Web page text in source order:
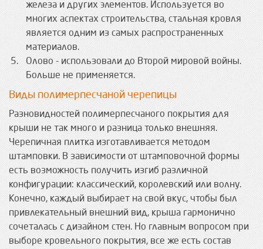
железа и других элементов. Используется во
многих аспектах строительства, стальная кровля
является одним из самых распространенных
материалов.
Олово - использовали до Второй мировой войны.
Больше не применяется.
Виды полимерпесчаной черепицы
Разновидностей полимерпесчаного покрытия для
крыши не так много и разница только внешняя.
Черепичная плитка изготавливается методом
штамповки. В зависимости от штамповочной формы
есть возможность получить изгиб различной
конфигурации: классический, королевский или волну.
Конечно, каждый выбирает на свой вкус, чтобы был
привлекательный внешний вид, крыша гармонично
сочеталась с дизайном стен. Но главным вопросом при
выборе кровельного покрытия, все же есть состав